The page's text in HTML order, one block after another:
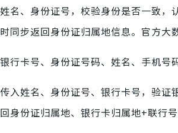
名、身份证号，校验身份是否一致
同步返回身份证归属地信息。官方大
行卡号、身份证号码、姓名、手机号
入姓名、身份证号、银行卡号，验
身份证归属地、银行卡归属地+联